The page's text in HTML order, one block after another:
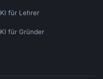
KI für Lehrer
KI für Gründer